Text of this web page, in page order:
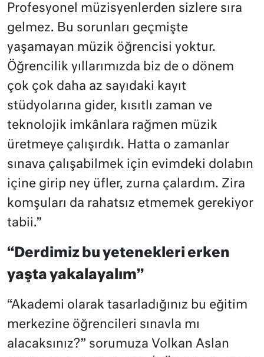
Profesyonel müzisyenlerden sizlere sıra
gelmez. Bu sorunları geçmişte
yaşamayan müzik öğrencisi yoktur.
Öğrencilik yıllarımızda biz de o dönem
çok çok daha az sayıdaki kayıt
stüdyolarına gider, kısıtlı zaman ve
teknolojik imkânlara rağmen müzik
üretmeye çalışırdık. Hatta o zamanlar
sınava çalışabilmek için evimdeki dolabın
içine girip ney üfler, zurna çalardım. Zira
komşuları da rahatsız etmemek gerekiyor
tabii.”
“Derdimiz bu yetenekleri erken
yaşta yakalayalım”
“Akademi olarak tasarladığınız bu eğitim
merkezine öğrencileri sınavla mı
alacaksınız?” sorumuza Volkan Aslan